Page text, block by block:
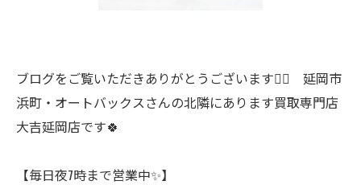
ブログをご覧いただきありがとうございます🙇‍♀️ 延岡市
浜町・オートバックスさんの北隣にあります買取専門店
大吉延岡店です🍀
【毎日夜7時まで営業中✨】